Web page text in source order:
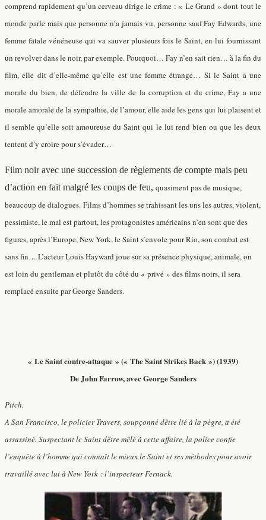
comprend rapidement qu’un cerveau dirige le crime : « Le Grand » dont tout le
monde parle mais que personne n’a jamais vu, personne sauf Fay Edwards, une
femme fatale vénéneuse qui va sauver plusieurs fois le Saint, en lui fournissant
un revolver dans le noir, par exemple. Pourquoi… Fay n’en sait rien… à la fin du
film, elle dit d’elle-même qu’elle est une femme étrange… Si le Saint a une
morale du bien, de défendre la ville de la corruption et du crime, Fay a une
morale amorale de la sympathie, de l’amour, elle aide les gens qui lui plaisent et
il semble qu’elle soit amoureuse du Saint qui le lui rend bien ou que les deux
tentent d’y croire pour s’évader…
Film noir avec une succession de règlements de compte mais peu
d’action en fait malgré les coups de feu, quasiment pas de musique,
beaucoup de dialogues. Films d’hommes se trahissant les uns les autres, violent,
pessimiste, le mal est partout, les protagonistes américains n’en sont que des
figures, après l’Europe, New York, le Saint s’envole pour Rio, son combat est
sans fin… L’acteur Louis Hayward joue sur sa présence physique, animale, on
est loin du gentleman et plutôt du côté du « privé » des films noirs, il sera
remplacé ensuite par George Sanders.
« Le Saint contre-attaque » (« The Saint Strikes Back ») (1939)
De John Farrow, avec George Sanders
Pitch.
A San Francisco, le policier Travers, soupçonné dêtre lié à la pègre, a été
assassiné. Suspectant le Saint dêtre mêlé à cette affaire, la police confie
l’enquête à l’homme qui connaît le mieux le Saint et ses méthodes pour avoir
travaillé avec lui à New York : l’inspecteur Fernack.